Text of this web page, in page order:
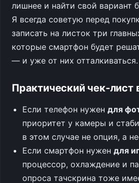
лишнее и найти свой вариант
Я всегда советую перед
записать на листок три
которые смартфон будет
— и уже от них отталкиваться.
Практический чек-лист
Если телефон нужен для
приоритет у камеры и
в этом случае не опция, а
Если смартфон нужен для
процессор, охлаждение и
опроса тачскрина тоже